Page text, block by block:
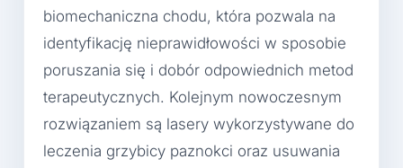
biomechaniczna chodu, która pozwala na
identyfikację nieprawidłowości w sposobie
poruszania się i dobór odpowiednich metod
terapeutycznych. Kolejnym nowoczesnym
rozwiązaniem są lasery wykorzystywane do
leczenia grzybicy paznokci oraz usuwania